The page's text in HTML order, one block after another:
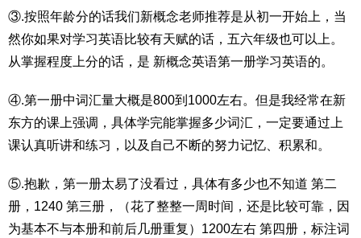
③.按照年龄分的话我们新概念老师推荐是从初一开始上，当
然你如果对学习英语比较有天赋的话，五六年级也可以上。
从掌握程度上分的话，是 新概念英语第一册学习英语的。
④.第一册中词汇量大概是800到1000左右。但是我经常在新
东方的课上强调，具体学完能掌握多少词汇，一定要通过上
课认真听讲和练习，以及自己不断的努力记忆、积累和。
⑤.抱歉，第一册太易了没看过，具体有多少也不知道 第二
册，1240 第三册，（花了整整一周时间，还是比较可靠，因
为基本不与本册和前后几册重复）1200左右 第四册，标注词